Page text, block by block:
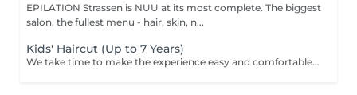
EPILATION Strassen is NUU at its most complete. The biggest
salon, the fullest menu - hair, skin, n...
Kids' Haircut (Up to 7 Years)
We take time to make the experience easy and comfortable, starting with a short talk to understand the look you want, followed by a careful cut.